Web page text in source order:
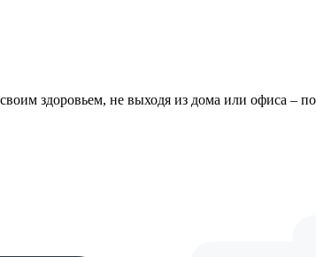
здоровьем, не выходя из дома или офиса –